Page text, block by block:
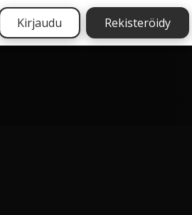
Kirjaudu Rekisteröidy